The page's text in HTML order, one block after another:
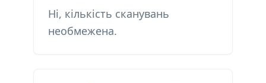
Ні, кількість сканувань
необмежена.